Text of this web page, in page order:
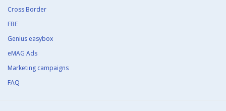
Cross Border
FBE
Genius easybox
eMAG Ads
Marketing campaigns
FAQ